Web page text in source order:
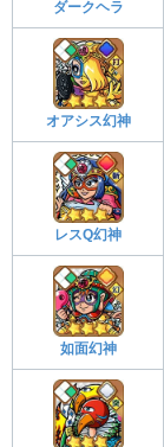
ダークヘラ
オアシス幻神
レスQ幻神
如面幻神